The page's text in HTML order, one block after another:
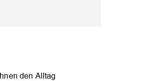
den Alltag